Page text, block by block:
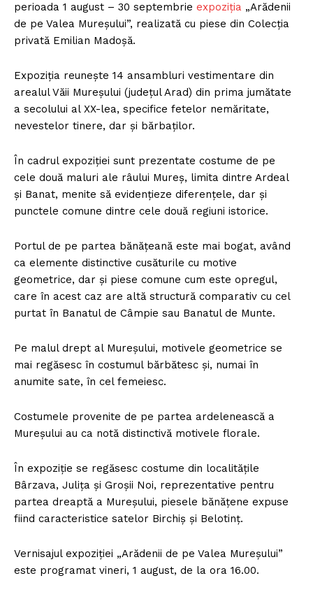
perioada 1 august – 30 septembrie expoziția „Arădenii
de pe Valea Mureșului”, realizată cu piese din Colecția
privată Emilian Madoșă.
Expoziția reunește 14 ansambluri vestimentare din
arealul Văii Mureșului (județul Arad) din prima jumătate
a secolului al XX-lea, specifice fetelor nemăritate,
nevestelor tinere, dar și bărbaților.
În cadrul expoziției sunt prezentate costume de pe
cele două maluri ale râului Mureș, limita dintre Ardeal
și Banat, menite să evidențieze diferențele, dar și
punctele comune dintre cele două regiuni istorice.
Portul de pe partea bănățeană este mai bogat, având
ca elemente distinctive cusăturile cu motive
geometrice, dar și piese comune cum este opregul,
care în acest caz are altă structură comparativ cu cel
purtat în Banatul de Câmpie sau Banatul de Munte.
Pe malul drept al Mureșului, motivele geometrice se
mai regăsesc în costumul bărbătesc și, numai în
anumite sate, în cel femeiesc.
Costumele provenite de pe partea ardelenească a
Mureșului au ca notă distinctivă motivele florale.
În expoziție se regăsesc costume din localitățile
Bârzava, Julița și Groșii Noi, reprezentative pentru
partea dreaptă a Mureșului, piesele bănățene expuse
fiind caracteristice satelor Birchiș și Belotinț.
Vernisajul expoziției „Arădenii de pe Valea Mureșului”
este programat vineri, 1 august, de la ora 16.00.